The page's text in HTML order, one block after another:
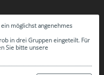
möglichst angenehmes
in drei Gruppen eingeteilt. Für
Sie bitte unsere